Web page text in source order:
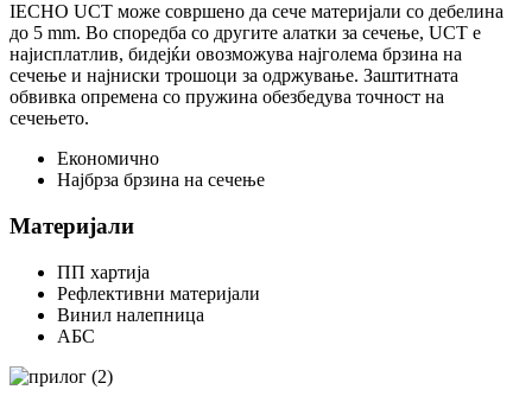
IECHO UCT може совршено да сече материјали со дебелина
до 5 mm. Во споредба со другите алатки за сечење, UCT е
најисплатлив, бидејќи овозможува најголема брзина на
сечење и најниски трошоци за одржување. Заштитната
обвивка опремена со пружина обезбедува точност на
сечењето.
Економично
Најбрза брзина на сечење
Материјали
ПП хартија
Рефлективни материјали
Винил налепница
АБС